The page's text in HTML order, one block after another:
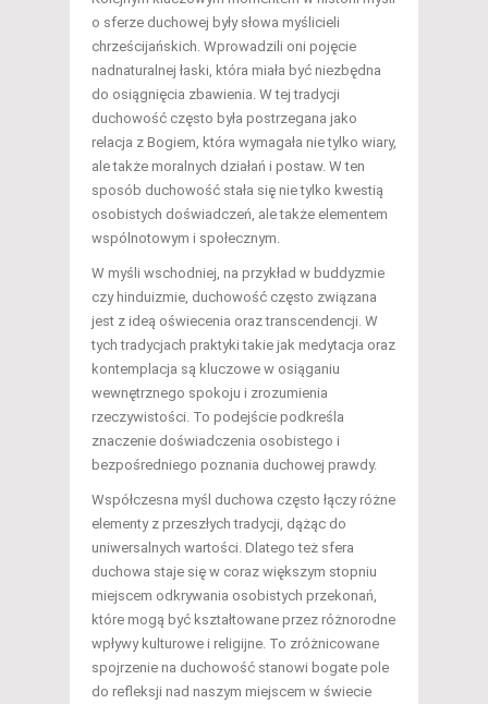
o sferze duchowej były słowa myślicieli
chrześcijańskich. Wprowadzili oni pojęcie
nadnaturalnej łaski, która miała być niezbędna
do osiągnięcia zbawienia. W tej tradycji
duchowość często była postrzegana jako
relacja z Bogiem, która wymagała nie tylko wiary,
ale także moralnych działań i postaw. W ten
sposób duchowość stała się nie tylko kwestią
osobistych doświadczeń, ale także elementem
wspólnotowym i społecznym.
W myśli wschodniej, na przykład w buddyzmie
czy hinduizmie, duchowość często związana
jest z ideą oświecenia oraz transcendencji. W
tych tradycjach praktyki takie jak medytacja oraz
kontemplacja są kluczowe w osiąganiu
wewnętrznego spokoju i zrozumienia
rzeczywistości. To podejście podkreśla
znaczenie doświadczenia osobistego i
bezpośredniego poznania duchowej prawdy.
Współczesna myśl duchowa często łączy różne
elementy z przeszłych tradycji, dążąc do
uniwersalnych wartości. Dlatego też sfera
duchowa staje się w coraz większym stopniu
miejscem odkrywania osobistych przekonań,
które mogą być kształtowane przez różnorodne
wpływy kulturowe i religijne. To zróżnicowane
spojrzenie na duchowość stanowi bogate pole
do refleksji nad naszym miejscem w świecie